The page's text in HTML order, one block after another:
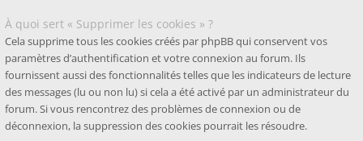
À quoi sert « Supprimer les cookies » ?
Cela supprime tous les cookies créés par phpBB qui conservent vos
paramètres d’authentification et votre connexion au forum. Ils
fournissent aussi des fonctionnalités telles que les indicateurs de lecture
des messages (lu ou non lu) si cela a été activé par un administrateur du
forum. Si vous rencontrez des problèmes de connexion ou de
déconnexion, la suppression des cookies pourrait les résoudre.